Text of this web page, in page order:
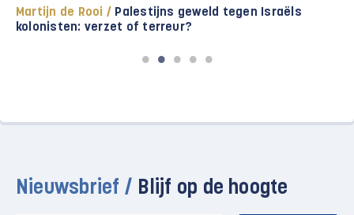
Martijn de Rooi / Palestijns geweld tegen Israëls
kolonisten: verzet of terreur?
Nieuwsbrief / Blijf op de hoogte